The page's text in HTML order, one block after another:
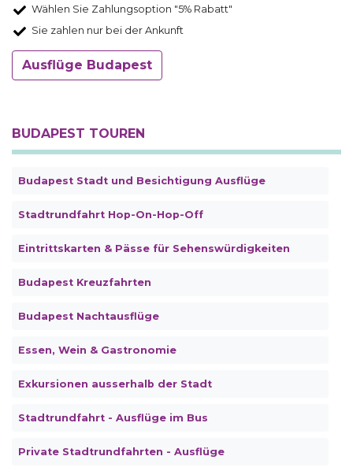
Wählen Sie Zahlungsoption "5% Rabatt"
Sie zahlen nur bei der Ankunft
Ausflüge Budapest
BUDAPEST TOUREN
Budapest Stadt und Besichtigung Ausflüge
Stadtrundfahrt Hop-On-Hop-Off
Eintrittskarten & Pässe für Sehenswürdigkeiten
Budapest Kreuzfahrten
Budapest Nachtausflüge
Essen, Wein & Gastronomie
Exkursionen ausserhalb der Stadt
Stadtrundfahrt - Ausflüge im Bus
Private Stadtrundfahrten - Ausflüge